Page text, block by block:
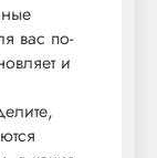
вас по-
и